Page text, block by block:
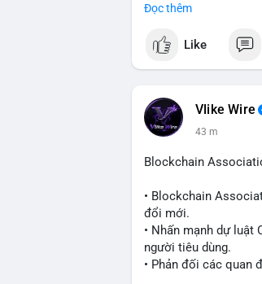
- Động thái này phản
#binancesquare
$btc $eth
#vlikevn #titanbot
📰 Nguồn:
Đọc thêm
Like
Vlike Wire
43 m
Blockchain
• Blockchain
đổi mới.
• Nhấn mạnh dự luật
người tiêu dùng.
• Phản đối các